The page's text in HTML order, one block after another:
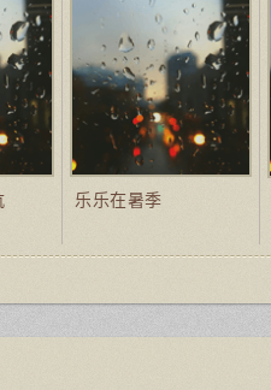
乐乐在暑季